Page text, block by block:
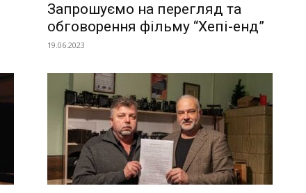
Запрошуємо на перегляд та
обговорення фільму “Хепі-енд”
19.06.2023